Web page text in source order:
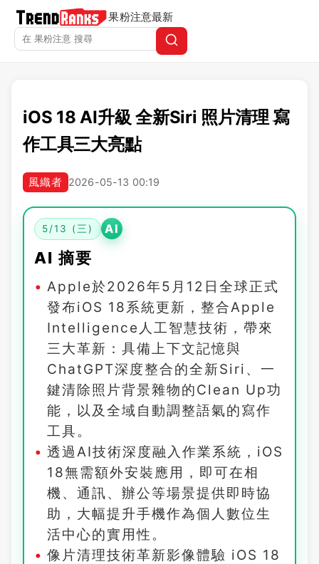
果粉注意最新
iOS 18 AI升級 全新Siri 照片清理 寫
作工具三大亮點
風織者 2026-05-13 00:19
5/13 (三) AI
AI 摘要
Apple於2026年5月12日全球正式
發布iOS 18系統更新，整合Apple
Intelligence人工智慧技術，帶來
三大革新：具備上下文記憶與
ChatGPT深度整合的全新Siri、一
鍵清除照片背景雜物的Clean Up功
能，以及全域自動調整語氣的寫作
工具。
透過AI技術深度融入作業系統，iOS
18無需額外安裝應用，即可在相
機、通訊、辦公等場景提供即時協
助，大幅提升手機作為個人數位生
活中心的實用性。
像片清理技術革新影像體驗 iOS 18